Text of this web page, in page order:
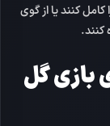
کنند یا از گوی
کنند.
بازی گل